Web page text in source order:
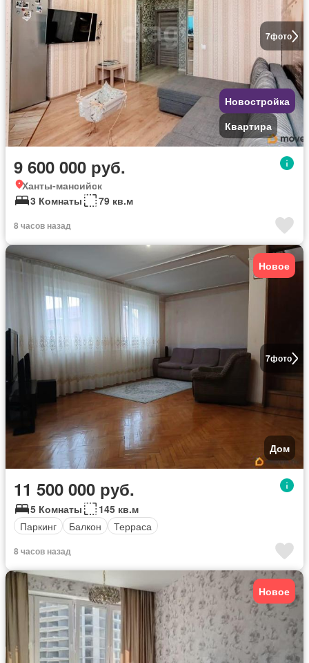
7фото
Новостройка
Квартира
9 600 000 руб.
Ханты-мансийск
3 Комнаты
79 кв.м
8 часов назад
7фото
Новое
Дом
11 500 000 руб.
5 Комнаты
145 кв.м
Паркинг
Балкон Терраса
8 часов назад
Новое